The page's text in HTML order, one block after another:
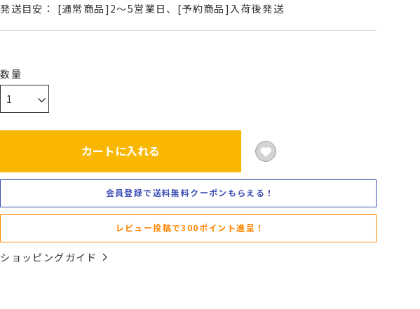
発送目安：
[通常商品]2～5営業日、[予約商品]入荷後発送
カートに入れる
会員登録で送料無料クーポンもらえる！
レビュー投稿で300ポイント進呈！
ショッピングガイド